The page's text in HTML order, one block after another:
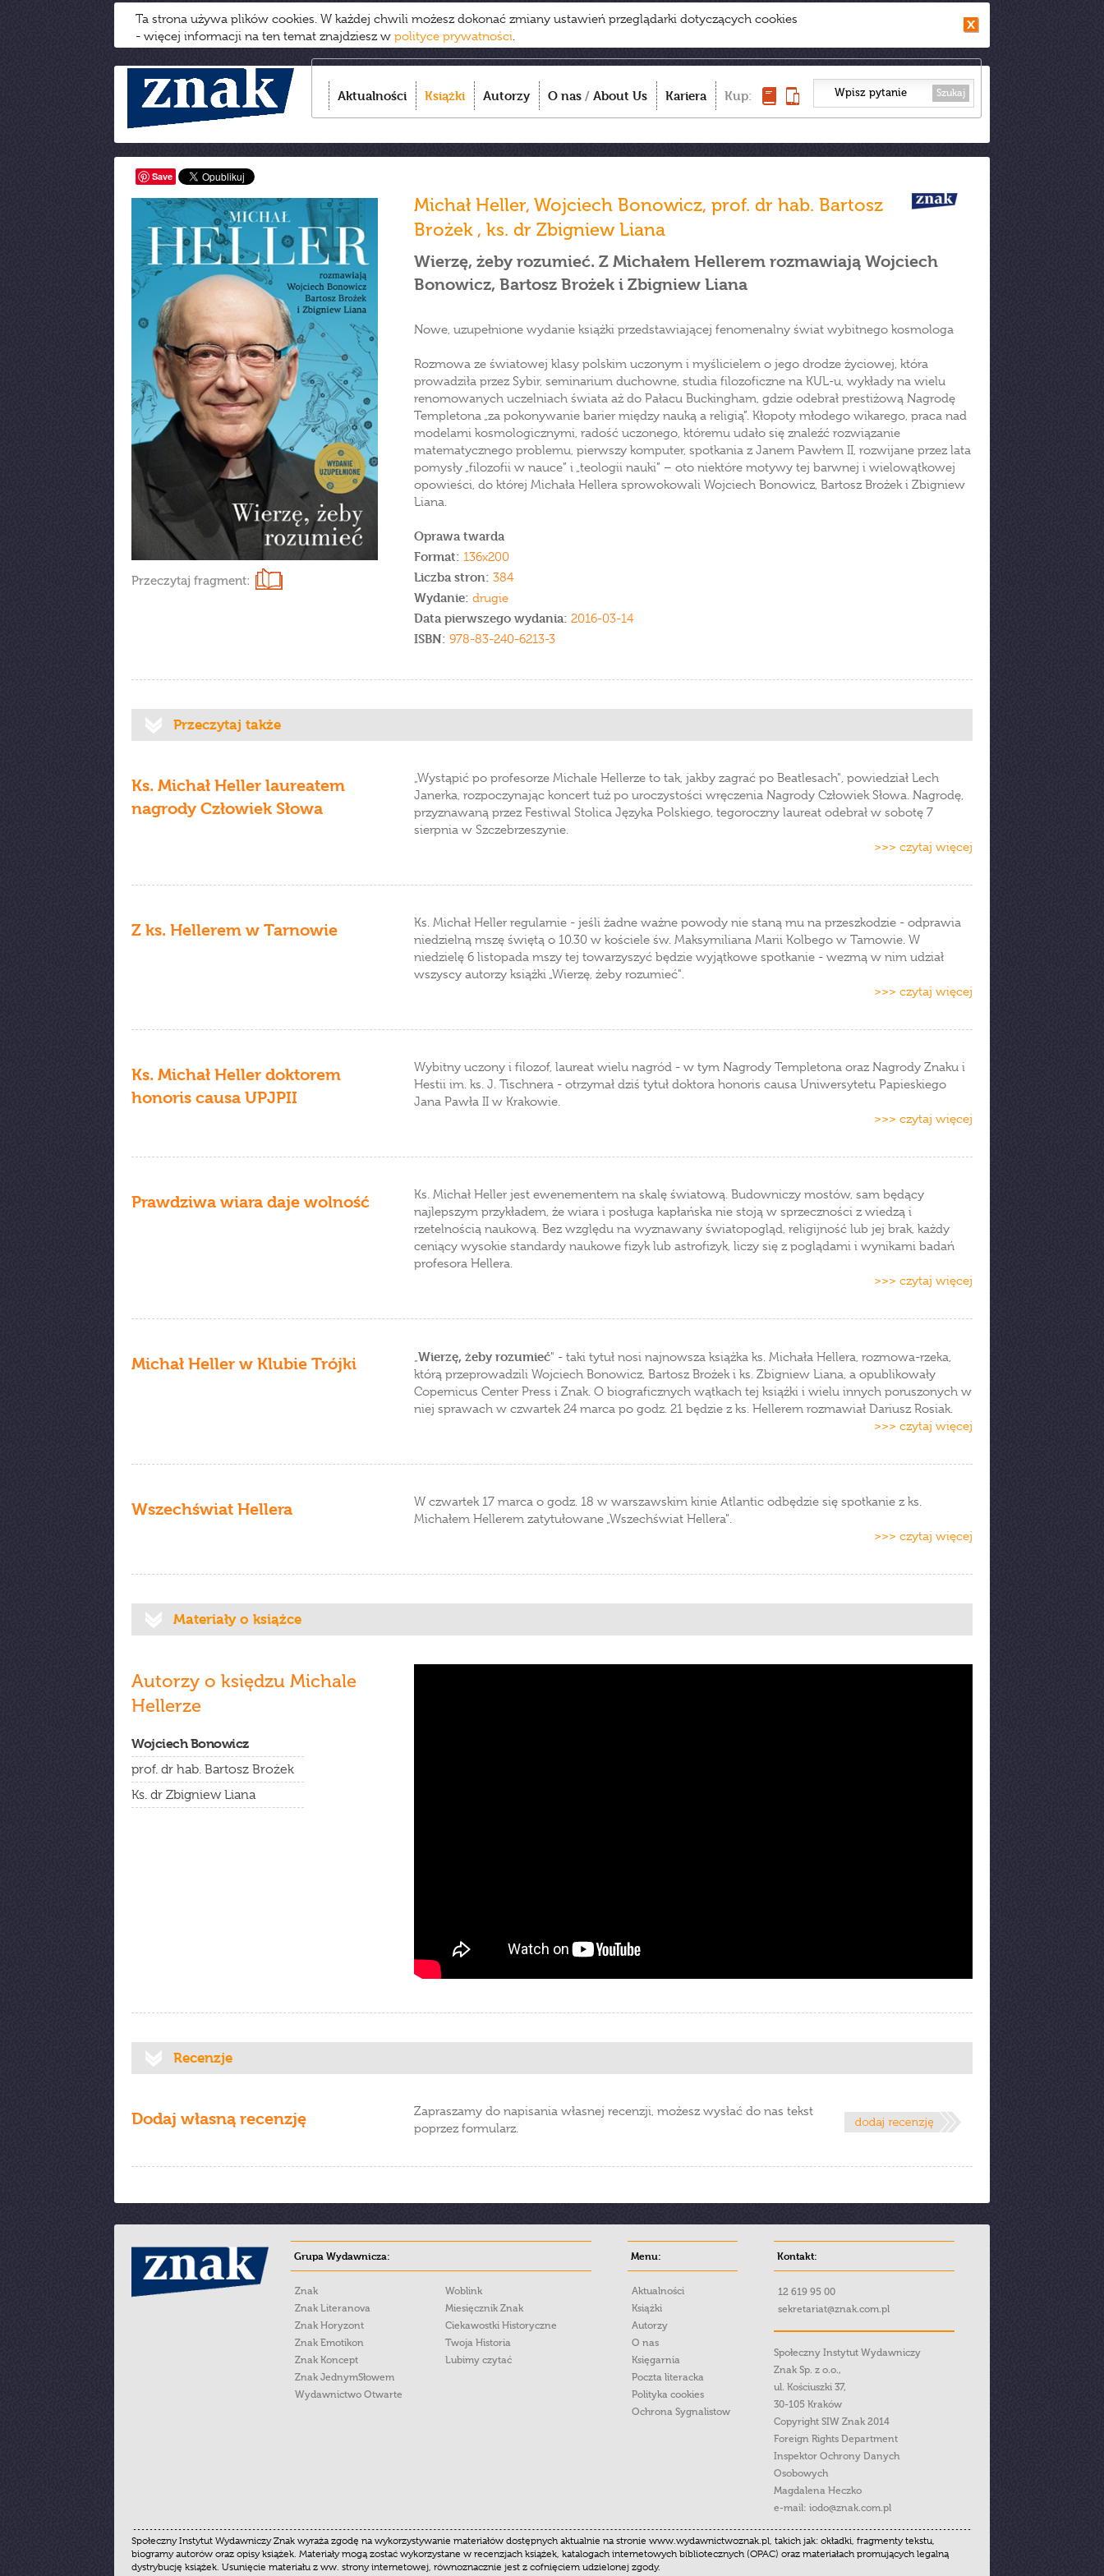
Ta strona używa plików cookies. W każdej chwili możesz dokonać zmiany ustawień przeglądarki dotyczących cookies
- więcej informacji na ten temat znajdziesz w polityce prywatności.
Aktualności Książki Autorzy O nas / About Us Kariera Kup: Szukaj
Save
Przeczytaj fragment:
Michał Heller, Wojciech Bonowicz, prof. dr hab. Bartosz
Brożek , ks. dr Zbigniew Liana
Wierzę, żeby rozumieć. Z Michałem Hellerem rozmawiają Wojciech
Bonowicz, Bartosz Brożek i Zbigniew Liana
Nowe, uzupełnione wydanie książki przedstawiającej fenomenalny świat wybitnego kosmologa
Rozmowa ze światowej klasy polskim uczonym i myślicielem o jego drodze życiowej, która
prowadziła przez Sybir, seminarium duchowne, studia filozoficzne na KUL-u, wykłady na wielu
renomowanych uczelniach świata aż do Pałacu Buckingham, gdzie odebrał prestiżową Nagrodę
Templetona „za pokonywanie barier między nauką a religią”. Kłopoty młodego wikarego, praca nad
modelami kosmologicznymi, radość uczonego, któremu udało się znaleźć rozwiązanie
matematycznego problemu, pierwszy komputer, spotkania z Janem Pawłem II, rozwijane przez lata
pomysły „filozofii w nauce” i „teologii nauki” – oto niektóre motywy tej barwnej i wielowątkowej
opowieści, do której Michała Hellera sprowokowali Wojciech Bonowicz, Bartosz Brożek i Zbigniew
Liana.
Oprawa twarda
Format: 136x200
Liczba stron: 384
Wydanie: drugie
Data pierwszego wydania: 2016-03-14
ISBN: 978-83-240-6213-3
Przeczytaj także
Ks. Michał Heller laureatem
nagrody Człowiek Słowa
„Wystąpić po profesorze Michale Hellerze to tak, jakby zagrać po Beatlesach", powiedział Lech
Janerka, rozpoczynając koncert tuż po uroczystości wręczenia Nagrody Człowiek Słowa. Nagrodę,
przyznawaną przez Festiwal Stolica Języka Polskiego, tegoroczny laureat odebrał w sobotę 7
sierpnia w Szczebrzeszynie.
>>> czytaj więcej
Z ks. Hellerem w Tarnowie
Ks. Michał Heller regularnie - jeśli żadne ważne powody nie staną mu na przeszkodzie - odprawia
niedzielną mszę świętą o 10.30 w kościele św. Maksymiliana Marii Kolbego w Tarnowie. W
niedzielę 6 listopada mszy tej towarzyszyć będzie wyjątkowe spotkanie - wezmą w nim udział
wszyscy autorzy książki „Wierzę, żeby rozumieć".
>>> czytaj więcej
Ks. Michał Heller doktorem
honoris causa UPJPII
Wybitny uczony i filozof, laureat wielu nagród - w tym Nagrody Templetona oraz Nagrody Znaku i
Hestii im. ks. J. Tischnera - otrzymał dziś tytuł doktora honoris causa Uniwersytetu Papieskiego
Jana Pawła II w Krakowie.
>>> czytaj więcej
Prawdziwa wiara daje wolność
Ks. Michał Heller jest ewenementem na skalę światową. Budowniczy mostów, sam będący
najlepszym przykładem, że wiara i posługa kapłańska nie stoją w sprzeczności z wiedzą i
rzetelnością naukową. Bez względu na wyznawany światopogląd, religijność lub jej brak, każdy
ceniący wysokie standardy naukowe fizyk lub astrofizyk, liczy się z poglądami i wynikami badań
profesora Hellera.
>>> czytaj więcej
Michał Heller w Klubie Trójki „Wierzę, żeby rozumieć" - taki tytuł nosi najnowsza książka ks. Michała Hellera, rozmowa-rzeka,
którą przeprowadzili Wojciech Bonowicz, Bartosz Brożek i ks. Zbigniew Liana, a opublikowały
Copernicus Center Press i Znak. O biograficznych wątkach tej książki i wielu innych poruszonych w
niej sprawach w czwartek 24 marca po godz. 21 będzie z ks. Hellerem rozmawiał Dariusz Rosiak.
>>> czytaj więcej
Wszechświat Hellera
W czwartek 17 marca o godz. 18 w warszawskim kinie Atlantic odbędzie się spotkanie z ks.
Michałem Hellerem zatytułowane „Wszechświat Hellera".
>>> czytaj więcej
Materiały o książce
Autorzy o księdzu Michale
Hellerze
Wojciech Bonowicz
prof. dr hab. Bartosz Brożek
Ks. dr Zbigniew Liana
Recenzje
Dodaj własną recenzję
Zapraszamy do napisania własnej recenzji, możesz wysłać do nas tekst
poprzez formularz.
Grupa Wydawnicza:
Znak
Znak Literanova
Znak Horyzont
Znak Emotikon
Znak Koncept
Znak JednymSłowem
Wydawnictwo Otwarte
Woblink
Miesięcznik Znak
Ciekawostki Historyczne
Twoja Historia
Lubimy czytać
Menu:
Aktualności
Książki
Autorzy
O nas
Księgarnia
Poczta literacka
Polityka cookies
Ochrona Sygnalistow
Kontakt:
12 619 95 00
sekretariat@znak.com.pl
Społeczny Instytut Wydawniczy
Znak Sp. z o.o.,
ul. Kościuszki 37,
30-105 Kraków
Copyright SIW Znak 2014
Foreign Rights Department
Inspektor Ochrony Danych
Osobowych
Magdalena Heczko
e-mail: iodo@znak.com.pl
Społeczny Instytut Wydawniczy Znak wyraża zgodę na wykorzystywanie materiałów dostępnych aktualnie na stronie www.wydawnictwoznak.pl, takich jak: okładki, fragmenty tekstu,
biogramy autorów oraz opisy książek. Materiały mogą zostać wykorzystane w recenzjach książek, katalogach internetowych bibliotecznych (OPAC) oraz materiałach promujących legalną
dystrybucję książek. Usunięcie materiału z ww. strony internetowej, równoznacznie jest z cofnięciem udzielonej zgody.